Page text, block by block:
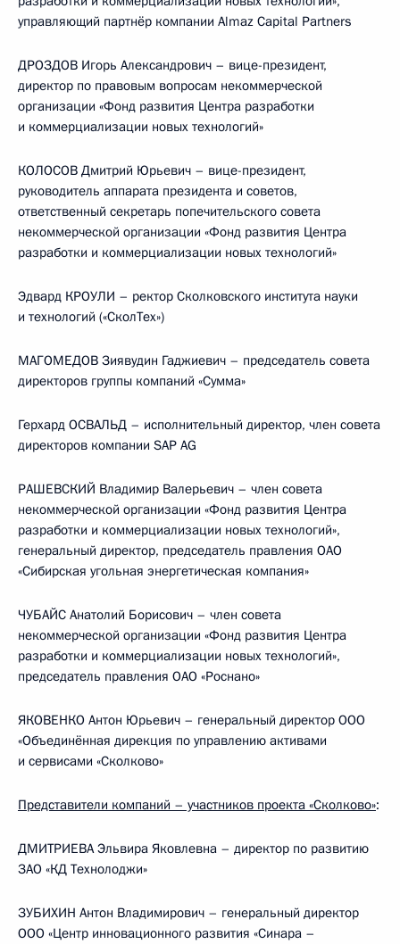
управляющий партнёр компании Almaz Capital Partners
ДРОЗДОВ Игорь Александрович – вице-президент,
директор по правовым вопросам некоммерческой
организации «Фонд развития Центра разработки
и коммерциализации новых технологий»
КОЛОСОВ Дмитрий Юрьевич – вице-президент,
руководитель аппарата президента и советов,
ответственный секретарь попечительского совета
некоммерческой организации «Фонд развития Центра
разработки и коммерциализации новых технологий»
Эдвард КРОУЛИ – ректор Сколковского института науки
и технологий («СколТех»)
МАГОМЕДОВ Зиявудин Гаджиевич – председатель совета
директоров группы компаний «Сумма»
Герхард ОСВАЛЬД – исполнительный директор, член совета
директоров компании SAP AG
РАШЕВСКИЙ Владимир Валерьевич – член совета
некоммерческой организации «Фонд развития Центра
разработки и коммерциализации новых технологий»,
генеральный директор, председатель правления ОАО
«Сибирская угольная энергетическая компания»
ЧУБАЙС Анатолий Борисович – член совета
некоммерческой организации «Фонд развития Центра
разработки и коммерциализации новых технологий»,
председатель правления ОАО «Роснано»
ЯКОВЕНКО Антон Юрьевич – генеральный директор ООО
«Объединённая дирекция по управлению активами
и сервисами «Сколково»
Представители компаний – участников проекта «Сколково»:
ДМИТРИЕВА Эльвира Яковлевна – директор по развитию
ЗАО «КД Технолоджи»
ЗУБИХИН Антон Владимирович – генеральный директор
ООО «Центр инновационного развития «Синара –